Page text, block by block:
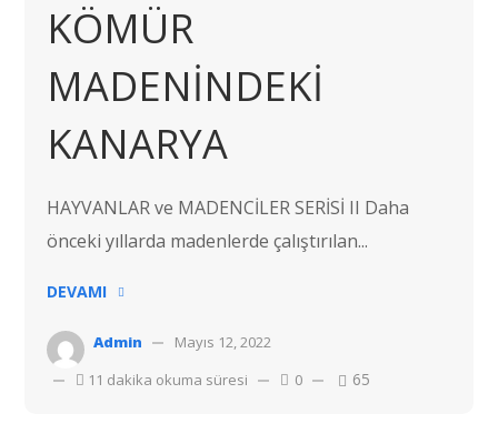
KÖMÜR
MADENİNDEKİ
KANARYA
HAYVANLAR ve MADENCİLER SERİSİ II Daha
önceki yıllarda madenlerde çalıştırılan...
DEVAMI
Admin
Mayıs 12, 2022
11 dakika okuma süresi
0 65